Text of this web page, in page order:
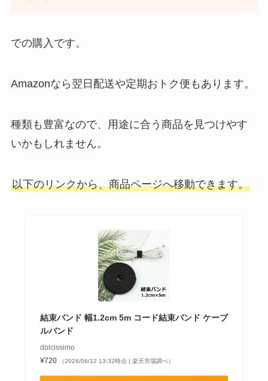
での購入です。
Amazonなら翌日配送や定期おトク便もあります。
種類も豊富なので、用途に合う商品を見つけやす
いかもしれません。
以下のリンクから、商品ページへ移動できます。
結束バンド 幅1.2cm 5m コード結束バンド ケーブ
ルバンド
dolcissimo
¥720
（2026/06/12 13:32時点 | 楽天市場調べ）